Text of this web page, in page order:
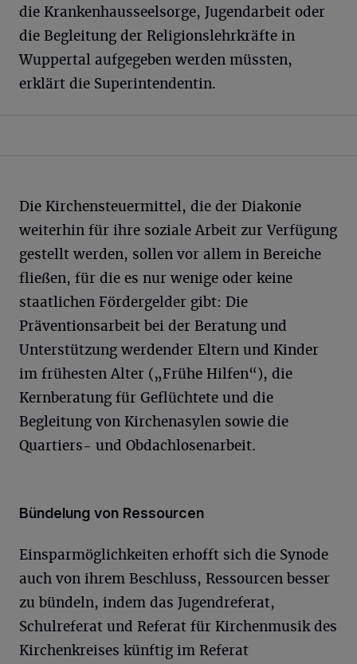
die Krankenhausseelsorge, Jugendarbeit oder
die Begleitung der Religionslehrkräfte in
Wuppertal aufgegeben werden müssten,
erklärt die Superintendentin.
Die Kirchensteuermittel, die der Diakonie
weiterhin für ihre soziale Arbeit zur Verfügung
gestellt werden, sollen vor allem in Bereiche
fließen, für die es nur wenige oder keine
staatlichen Fördergelder gibt: Die
Präventionsarbeit bei der Beratung und
Unterstützung werdender Eltern und Kinder
im frühesten Alter („Frühe Hilfen“), die
Kernberatung für Geflüchtete und die
Begleitung von Kirchenasylen sowie die
Quartiers- und Obdachlosenarbeit.
Bündelung von Ressourcen
Einsparmöglichkeiten erhofft sich die Synode
auch von ihrem Beschluss, Ressourcen besser
zu bündeln, indem das Jugendreferat,
Schulreferat und Referat für Kirchenmusik des
Kirchenkreises künftig im Referat